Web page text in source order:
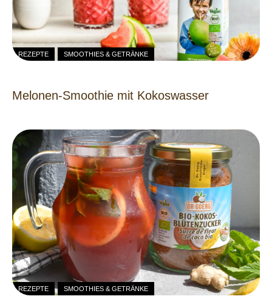
REZEPTE SMOOTHIES & GETRÄNKE
Melonen-Smoothie mit Kokoswasser
REZEPTE SMOOTHIES & GETRÄNKE